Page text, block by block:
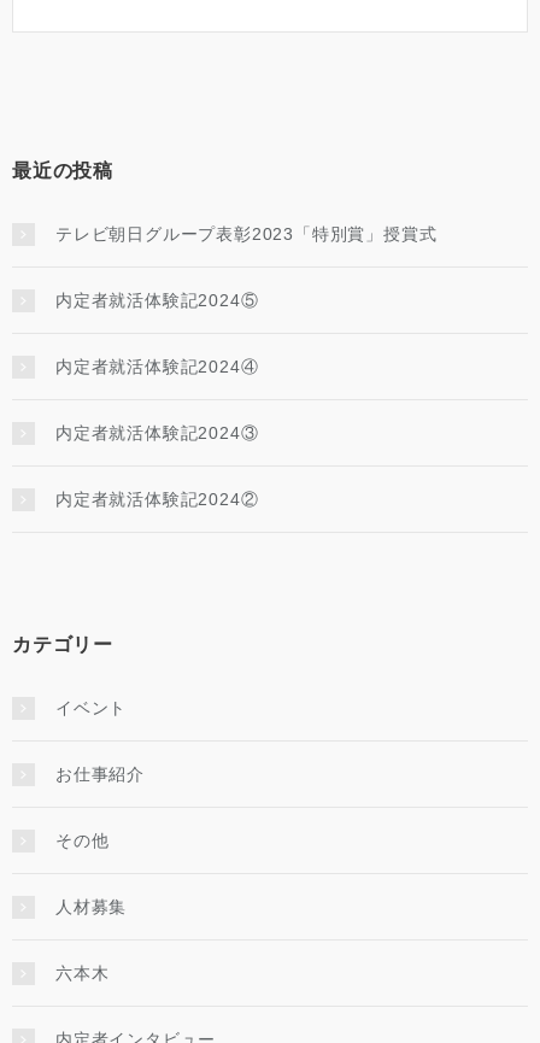
最近の投稿
テレビ朝日グループ表彰2023「特別賞」授賞式
内定者就活体験記2024⑤
内定者就活体験記2024④
内定者就活体験記2024③
内定者就活体験記2024②
カテゴリー
イベント
お仕事紹介
その他
人材募集
六本木
内定者インタビュー